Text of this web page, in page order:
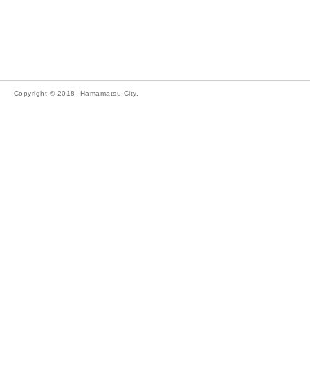
Copyright © 2018- Hamamatsu City.